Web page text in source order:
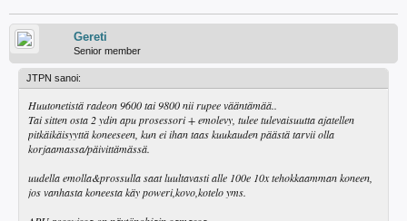
Gereti
Senior member
JTPN sanoi:
Huutonetistä radeon 9600 tai 9800 nii rupee vääntämää..
Tai sitten osta 2 ydin apu prosessori + emolevy, tulee tulevaisuutta ajatellen
pitkäikäisyyttä koneeseen, kun ei ihan taas kuukauden päästä tarvii olla
korjaamassa/päivittämässä.
uudella emolla&prossulla saat luultavasti alle 100e 10x tehokkaamman koneen,
jos vanhasta koneesta käy poweri,kovo,kotelo yms.